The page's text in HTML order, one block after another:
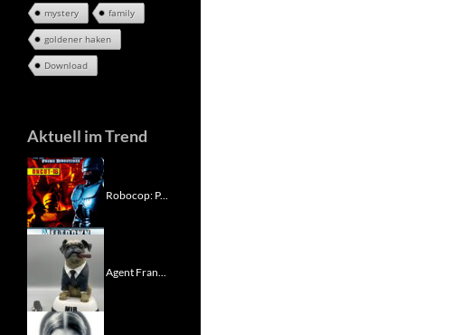
mystery family
goldener haken
Download
Aktuell im Trend
Robocop: P...
Agent Fran...